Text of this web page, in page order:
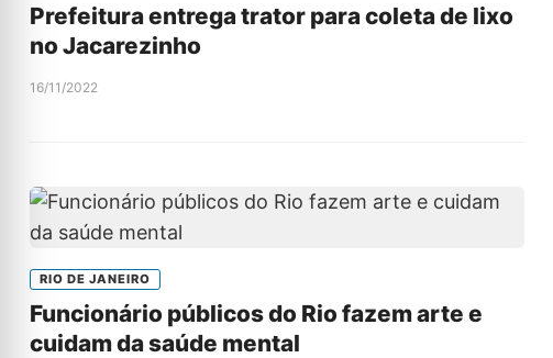
Prefeitura entrega trator para coleta de lixo
no Jacarezinho
16/11/2022
RIO DE JANEIRO
Funcionário públicos do Rio fazem arte e
cuidam da saúde mental